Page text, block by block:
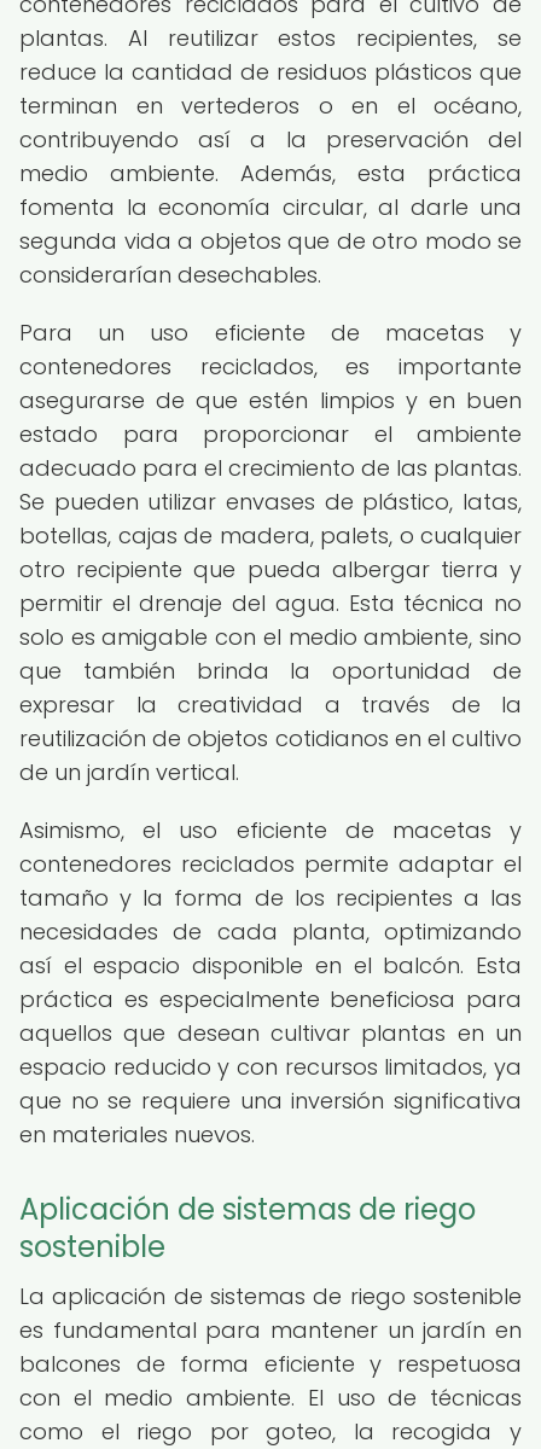
plantas. Al reutilizar estos recipientes, se
reduce la cantidad de residuos plásticos que
terminan en vertederos o en el océano,
contribuyendo así a la preservación del
medio ambiente. Además, esta práctica
fomenta la economía circular, al darle una
segunda vida a objetos que de otro modo se
considerarían desechables.
Para un uso eficiente de macetas y
contenedores reciclados, es importante
asegurarse de que estén limpios y en buen
estado para proporcionar el ambiente
adecuado para el crecimiento de las plantas.
Se pueden utilizar envases de plástico, latas,
botellas, cajas de madera, palets, o cualquier
otro recipiente que pueda albergar tierra y
permitir el drenaje del agua. Esta técnica no
solo es amigable con el medio ambiente, sino
que también brinda la oportunidad de
expresar la creatividad a través de la
reutilización de objetos cotidianos en el cultivo
de un jardín vertical.
Asimismo, el uso eficiente de macetas y
contenedores reciclados permite adaptar el
tamaño y la forma de los recipientes a las
necesidades de cada planta, optimizando
así el espacio disponible en el balcón. Esta
práctica es especialmente beneficiosa para
aquellos que desean cultivar plantas en un
espacio reducido y con recursos limitados, ya
que no se requiere una inversión significativa
en materiales nuevos.
Aplicación de sistemas de riego
sostenible
La aplicación de sistemas de riego sostenible
es fundamental para mantener un jardín en
balcones de forma eficiente y respetuosa
con el medio ambiente. El uso de técnicas
como el riego por goteo, la recogida y